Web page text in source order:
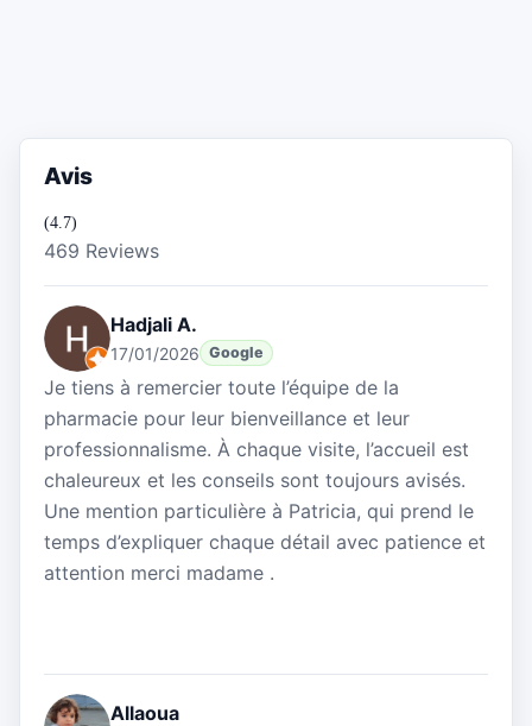
Avis
(4.7)
469 Reviews
Hadjali A.
17/01/2026 Google
Je tiens à remercier toute l’équipe de la
pharmacie pour leur bienveillance et leur
professionnalisme. À chaque visite, l’accueil est
chaleureux et les conseils sont toujours avisés.
Une mention particulière à Patricia, qui prend le
temps d’expliquer chaque détail avec patience et
attention merci madame .
Allaoua